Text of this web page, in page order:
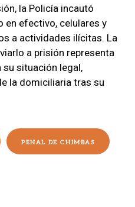
la Policía incautó
en efectivo, celulares y
a actividades ilícitas. La
a prisión representa
situación legal,
la domiciliaria tras su
PENAL DE CHIMBAS